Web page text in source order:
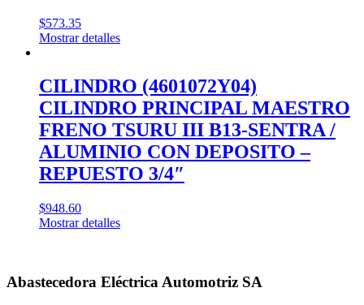
$573.35
Mostrar detalles
CILINDRO (4601072Y04)
CILINDRO PRINCIPAL MAESTRO
FRENO TSURU III B13-SENTRA /
ALUMINIO CON DEPOSITO –
REPUESTO 3/4″
$948.60
Mostrar detalles
Abastecedora Eléctrica Automotriz SA